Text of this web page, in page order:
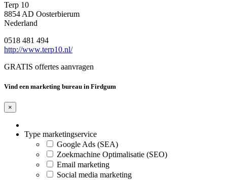
Terp 10
8854 AD Oosterbierum
Nederland
0518 481 494
http://www.terp10.nl/
GRATIS offertes aanvragen
Vind een marketing bureau in Firdgum
×
Type marketingservice
Google Ads (SEA)
Zoekmachine Optimalisatie (SEO)
Email marketing
Social media marketing